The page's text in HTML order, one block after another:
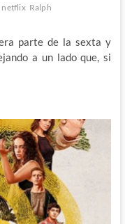
netflix Ralph
parte de la sexta y
a un lado que, si